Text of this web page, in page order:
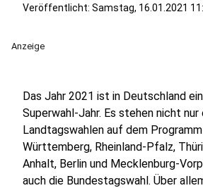
Veröffentlicht: Samstag, 16.01.2021
Anzeige
Das Jahr 2021 ist in Deutschland
Superwahl-Jahr. Es stehen nicht nur
Landtagswahlen auf dem
Württemberg, Rheinland-Pfalz,
Anhalt, Berlin und Mecklenburg-
auch die Bundestagswahl. Über